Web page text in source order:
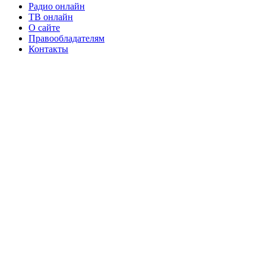
Радио онлайн
ТВ онлайн
О сайте
Правообладателям
Контакты